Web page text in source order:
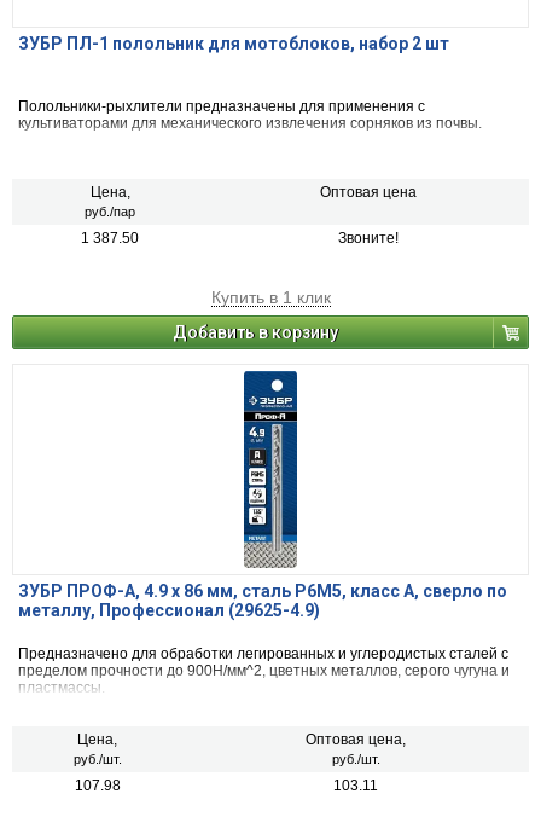
ЗУБР ПЛ-1 полольник для мотоблоков, набор 2 шт
Полольники-рыхлители предназначены для применения с
культиваторами для механического извлечения сорняков из почвы.
Цена,
руб./пар
Оптовая цена
1 387.50 Звоните!
Купить в 1 клик
Добавить в корзину
ЗУБР ПРОФ-А, 4.9 х 86 мм, сталь Р6М5, класс А, сверло по
металлу, Профессионал (29625-4.9)
Предназначено для обработки легированных и углеродистых сталей с
пределом прочности до 900Н/мм^2, цветных металлов, серого чугуна и
пластмассы.
Цена,
руб./шт.
Оптовая цена,
руб./шт.
107.98 103.11